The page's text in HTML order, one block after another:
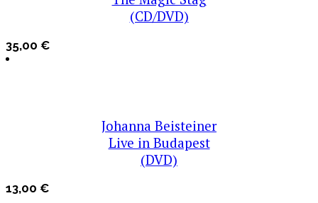
(CD/DVD)
35,00 €
Johanna Beisteiner
Live in Budapest
(DVD)
13,00 €